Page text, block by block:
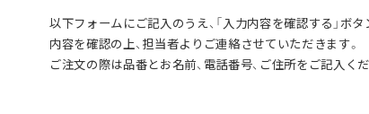
ギャッベア
以下フォームにご記入のうえ、「入力内容を確認する」ボタ
内容を確認の上、担当者よりご連絡させていただきます。
ご注文の際は品番とお名前、電話番号、ご住所をご記入くだ